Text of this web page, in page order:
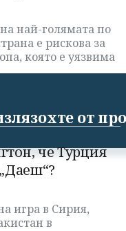
от
най-голямата по
е рискова за
която е уязвима
че Турция
игра в Сирия,
в